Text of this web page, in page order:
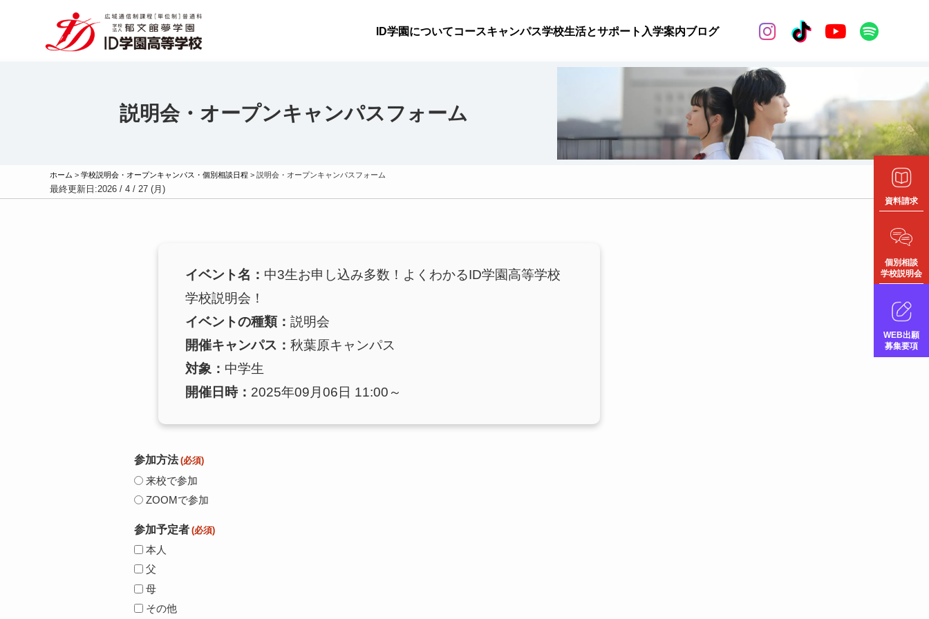
ID学園についてコースキャンパス学校生活とサポート 入学案内ブログ  
資料請求
個別相談
学校説明会
WEB出願
募集要項
説明会・オープンキャンパスフォーム
ホーム > 学校説明会・オープンキャンパス・個別相談日程 > 説明会・オープンキャンパスフォーム
最終更新日:2026 / 4 / 27 (月)
イベント名： 中3生お申し込み多数！よくわかるID学園高等学校
学校説明会！
イベントの種類： 説明会
開催キャンパス： 秋葉原キャンパス
対象： 中学生
開催日時： 2025年09月06日 11:00～
参加方法 (必須)
来校で参加
ZOOMで参加
参加予定者 (必須)
本人
父
母
その他